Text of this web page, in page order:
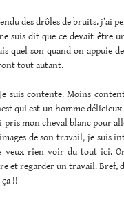
des drôles de bruits. j’ai
suis dit que ce devait être
quel son quand on appuie
tout autant.
suis contente. Moins
qui est un homme
pris mon cheval blanc pour
de son travail, je suis
veux rien voir du tout ici.
et regarder un travail. Bref,
!!